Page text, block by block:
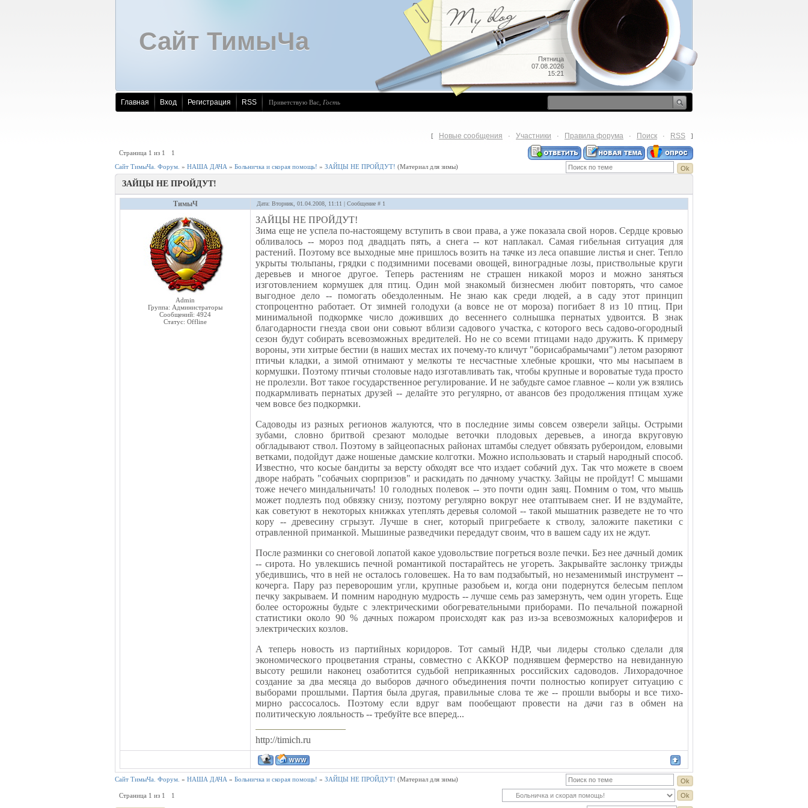
Пятница
07.08.2026
15:21
Сайт ТимыЧа
Главная Вход Регистрация RSS Приветствую Вас Гость
[ Новые сообщения · Участники · Правила форума · Поиск · RSS ]
Страница 1 из 1
1
Сайт ТимыЧа. Форум. » НАША ДАЧА » Больничка и скорая помощь! » ЗАЙЦЫ НЕ ПРОЙДУТ! (Материал для зимы)
ЗАЙЦЫ НЕ ПРОЙДУТ!
ТимыЧ Дата: Вторник, 01.04.2008, 11:11 | Сообщение # 1
Admin
Группа: Администраторы
Сообщений: 4924
Статус: Offline
ЗАЙЦЫ НЕ ПРОЙДУТ!
Зима еще не успела по-настоящему вступить в свои права, а уже показала свой норов. Сердце кровью
обливалось -- мороз под двадцать пять, а снега -- кот наплакал. Самая гибельная ситуация для
растений. Поэтому все выходные мне пришлось возить на тачке из леса опавшие листья и снег. Тепло
укрыты тюльпаны, грядки с подзимними посевами овощей, виноградные лозы, приствольные круги
деревьев и многое другое. Теперь растениям не страшен никакой мороз и можно заняться
изготовлением кормушек для птиц. Один мой знакомый бизнесмен любит повторять, что самое
выгодное дело -- помогать обездоленным. Не знаю как среди людей, а в саду этот принцип
стопроцентно работает. От зимней голодухи (а вовсе не от мороза) погибает 8 из 10 птиц. При
минимальной подкормке число доживших до весеннего солнышка пернатых удвоится. В знак
благодарности гнезда свои они совьют вблизи садового участка, с которого весь садово-огородный
сезон будут собирать всевозможных вредителей. Но не со всеми птицами надо дружить. К примеру
вороны, эти хитрые бестии (в наших местах их почему-то кличут "борисабрамычами") летом разоряют
птичьи кладки, а зимой отнимают у мелкоты те несчастные хлебные крошки, что мы насыпаем в
кормушки. Поэтому птичьи столовые надо изготавливать так, чтобы крупные и вороватые туда просто
не пролезли. Вот такое государственное регулирование. И не забудьте самое главное -- коли уж взялись
подкармливать пернатых друзей -- делайте это регулярно, от авансов без продолжения птицам хуже
чем вовсе без подкормки.
Садоводы из разных регионов жалуются, что в последние зимы совсем озверели зайцы. Острыми
зубами, словно бритвой срезают молодые веточки плодовых деревьев, а иногда вкруговую
обгладывают ствол. Поэтому в зайцеопасных районах штамбы следует обвязать рубероидом, еловыми
ветками, подойдут даже ношеные дамские колготки. Можно использовать и старый народный способ.
Известно, что косые бандиты за версту обходят все что издает собачий дух. Так что можете в своем
дворе набрать "собачьих сюрпризов" и раскидать по дачному участку. Зайцы не пройдут! С мышами
тоже нечего миндальничать! 10 голодных полевок -- это почти один заяц. Помним о том, что мышь
может подлезть под обвязку снизу, поэтому регулярно вокруг нее отаптываем снег. И не вздумайте,
как советуют в некоторых книжках утеплять деревья соломой -- такой мышатник разведете не то что
кору -- древесину сгрызут. Лучше в снег, который пригребаете к стволу, заложите пакетики с
отравленной приманкой. Мышиные разведчики передадут своим, что в вашем саду их не ждут.
После разминки со снеговой лопатой какое удовольствие погреться возле печки. Без нее дачный домик
-- сирота. Но увлекшись печной романтикой постарайтесь не угореть. Закрывайте заслонку трижды
убедившись, что в ней не осталось головешек. На то вам подзабытый, но незаменимый инструмент --
кочерга. Пару раз переворошим угли, крупные разобьем и, когда они подернутся белесым пеплом
печку закрываем. И помним народную мудрость -- лучше семь раз замерзнуть, чем один угореть. Еще
более осторожны будьте с электрическими обогревательными приборами. По печальной пожарной
статистики около 90 % дачных пожаром происходят как раз из-за всевозможных калориферов и
электрических козлов.
А теперь новость из партийных коридоров. Тот самый НДР, чьи лидеры столько сделали для
экономического процветания страны, совместно с АККОР поднявшем фермерство на невиданную
высоту решили наконец озаботится судьбой неприкаянных российских садоводов. Лихорадочное
создание за два месяца до выборов дачного объединения почти полностью копирует ситуацию с
выборами прошлыми. Партия была другая, правильные слова те же -- прошли выборы и все тихо-
мирно рассосалось. Поэтому если вдруг вам пообещают провести на дачи газ в обмен на
политическую лояльность -- требуйте все вперед...
http://timich.ru
Сайт ТимыЧа. Форум. » НАША ДАЧА » Больничка и скорая помощь! » ЗАЙЦЫ НЕ ПРОЙДУТ! (Материал для зимы)
Страница 1 из 1 1